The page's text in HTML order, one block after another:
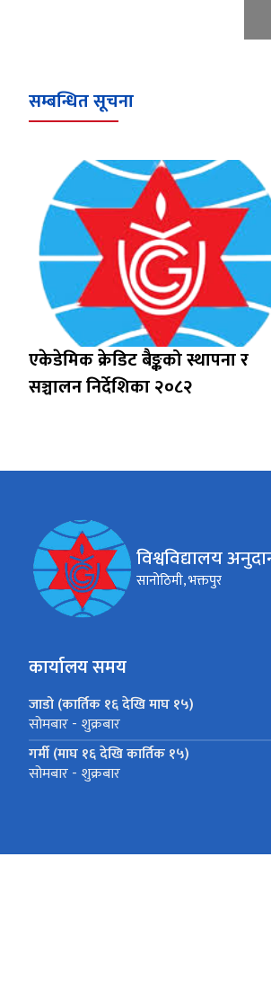
सम्बन्धित सूचना
एकेडेमिक क्रेडिट बैङ्कको स्थापना र
सञ्चालन निर्देशिका २०८२
विश्वविद्यालय
सानोठिमी, भक्तपुर
कार्यालय समय
जाडो (कार्तिक १६ देखि माघ १५)
सोमबार - शुक्रबार
गर्मी (माघ १६ देखि कार्तिक १५)
सोमबार - शुक्रबार